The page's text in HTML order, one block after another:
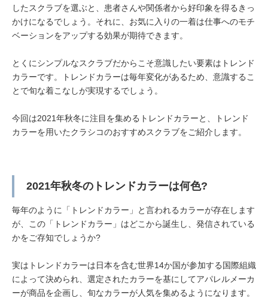
したスクラブを選ぶと、患者さんや関係者から好印象を得るきっ
かけになるでしょう。それに、お気に入りの一着は仕事へのモチ
ベーションをアップする効果が期待できます。
とくにシンプルなスクラブだからこそ意識したい要素はトレンド
カラーです。トレンドカラーは毎年変化があるため、意識するこ
とで旬な着こなしが実現するでしょう。
今回は2021年秋冬に注目を集めるトレンドカラーと、トレンド
カラーを用いたクラシコのおすすめスクラブをご紹介します。
2021年秋冬のトレンドカラーは何色?
毎年のように「トレンドカラー」と言われるカラーが存在します
が、この「トレンドカラー」はどこから誕生し、発信されている
かをご存知でしょうか?
実はトレンドカラーは日本を含む世界14か国が参加する国際組織
によって決められ、選定されたカラーを基にしてアパレルメーカ
ーが商品を企画し、旬なカラーが人気を集めるようになります。